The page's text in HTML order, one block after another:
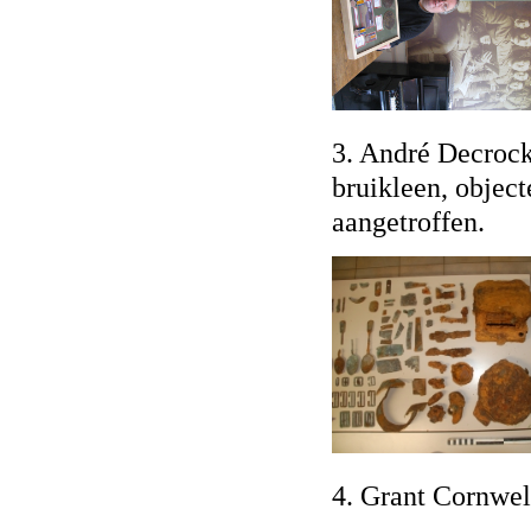
3. André
bruikleen,
aangetroffen.
4. Grant